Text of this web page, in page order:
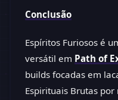
Conclusão
Espíritos Furiosos é
versátil em Path of
builds focadas em
Espirituais Brutas